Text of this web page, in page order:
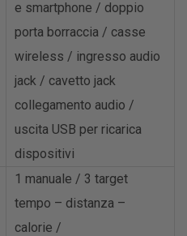
e smartphone / doppio
porta borraccia / casse
wireless / ingresso audio
jack / cavetto jack
collegamento audio /
uscita USB per ricarica
dispositivi
1 manuale / 3 target
tempo – distanza –
calorie /